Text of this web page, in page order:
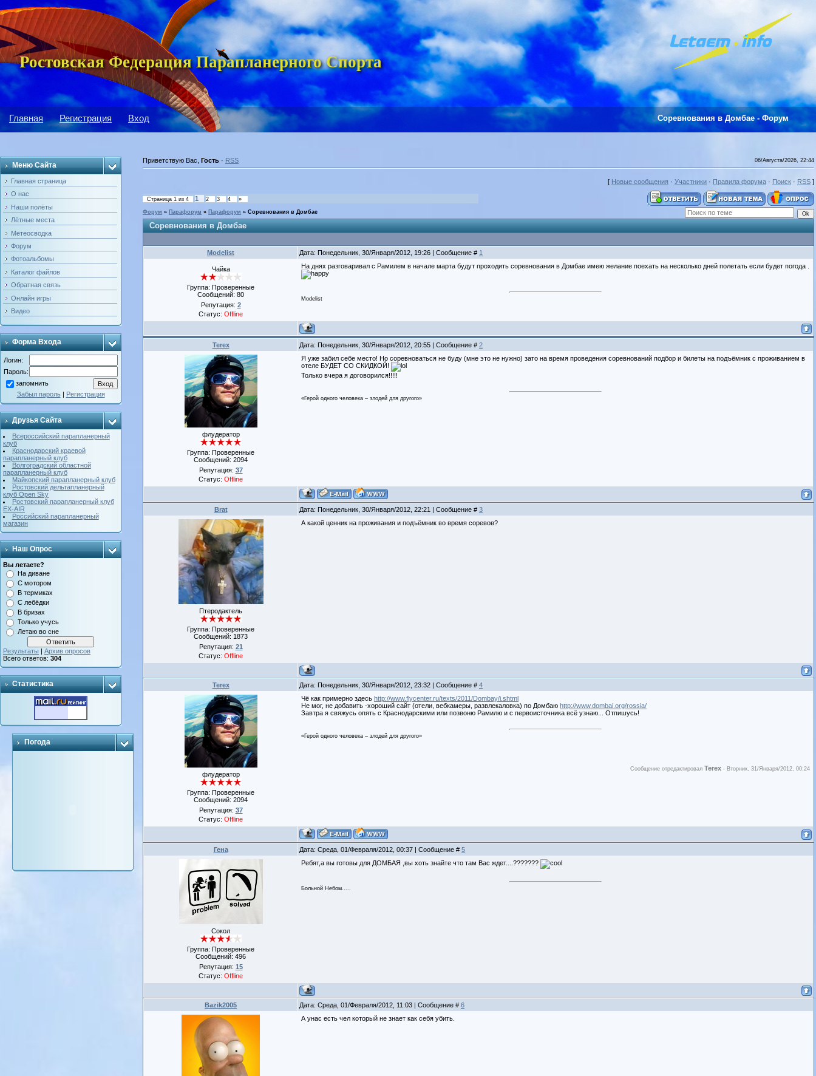
Ростовская Федерация Парапланерного Спорта
Главная Регистрация Вход Соревнования в Домбае - Форум
Меню Сайта
Главная страница
О нас
Наши полёты
Лётные места
Метеосводка
Форум
Фотоальбомы
Каталог файлов
Обратная связь
Онлайн игры
Видео
Форма Входа
Логин:
Пароль:
запомнить
Забыл пароль| Регистрация
Друзья Сайта
Всероссийский парапланерный
клуб
Краснодарский краевой
парапланерный клуб
Волгоградский областной
парапланерный клуб
Майкопский парапланерный клуб
Ростовский дельтапланерный
клуб Open Sky
Ростовский парапланерный клуб
ЕХ-AIR
Российский парапланерный
магазин
Наш Опрос
Вы летаете?
На диване
С мотором
В термиках
С лебёдки
В бризах
Только учусь
Летаю во сне
Результаты | Архив опросов
Всего ответов: 304
Статистика
Погода
Приветствую Вас Гость · RSS 06/Августа/2026, 22:44
[ Новые сообщения · Участники · Правила форума · Поиск · RSS ]
Страница 1 из 4 1 2 3 4 »
Форум » Парафорум » Парафорум » Соревнования в Домбае
Соревнования в Домбае
Modelist Дата: Понедельник, 30/Января/2012, 19:26 | Сообщение # 1
Чайка
Группа: Проверенные
Сообщений: 80
Репутация: 2
Статус: Offline
На днях разговаривал с Рамилем в начале марта будут проходить соревнования в Домбае имею желание поехать на несколько дней полетать если будет погода .
Modelist
Terex Дата: Понедельник, 30/Января/2012, 20:55 | Сообщение # 2
флудератор
Группа: Проверенные
Сообщений: 2094
Репутация: 37
Статус: Offline
Я уже забил себе место! Но соревноваться не буду (мне это не нужно) зато на время проведения соревнований подбор и билеты на подъёмник с проживанием в
отеле БУДЕТ СО СКИДКОЙ!
Только вчера я договорился!!!!!
«Герой одного человека – злодей для другого»
Brat Дата: Понедельник, 30/Января/2012, 22:21 | Сообщение # 3
Птеродактель
Группа: Проверенные
Сообщений: 1873
Репутация: 21
Статус: Offline
А какой ценник на проживания и подъёмник во время соревов?
Terex Дата: Понедельник, 30/Января/2012, 23:32 | Сообщение # 4
флудератор
Группа: Проверенные
Сообщений: 2094
Репутация: 37
Статус: Offline
Чё как примерно здесь http://www.flycenter.ru/texts/2011/Dombay/i.shtml
Не мог, не добавить -хороший сайт (отели, вебкамеры, развлекаловка) по Домбаю http://www.dombai.org/rossia/
Завтра я свяжусь опять с Краснодарскими или позвоню Рамилю и с первоисточника всё узнаю... Отпишусь!
«Герой одного человека – злодей для другого»
Сообщение отредактировал Terex - Вторник, 31/Января/2012, 00:24
Гена Дата: Среда, 01/Февраля/2012, 00:37 | Сообщение # 5
Сокол
Группа: Проверенные
Сообщений: 496
Репутация: 15
Статус: Offline
Ребят,а вы готовы для ДОМБАЯ ,вы хоть знайте что там Вас ждет....???????
Больной Небом.....
Bazik2005 Дата: Среда, 01/Февраля/2012, 11:03 | Сообщение # 6
А унас есть чел который не знает как себя убить.